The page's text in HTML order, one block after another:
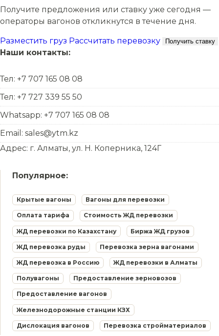
Получите предложения или ставку уже сегодня —
операторы вагонов откликнутся в течение дня.
Разместить груз Рассчитать перевозку Получить ставку
Наши контакты:
Тел: +7 707 165 08 08
Тел: +7 727 339 55 50
Whatsapp: +7 707 165 08 08
Email: sales@ytm.kz
Адрес: г. Алматы, ул. Н. Коперника, 124Г
Популярное:
Крытые вагоны Вагоны для перевозки
Оплата тарифа Стоимость ЖД перевозки
ЖД перевозки по Казахстану Биржа ЖД грузов
ЖД перевозка руды Перевозка зерна вагонами
ЖД перевозка в Россию ЖД перевозки в Алматы
Полувагоны Предоставление зерновозов
Предоставление вагонов
Железнодорожные станции КЗХ
Дислокация вагонов Перевозка стройматериалов